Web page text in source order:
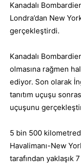
Kanadalı
Londra’dan New
gerçekleştirdi.
Kanadalı
olmasına rağmen
ediyor. Son olarak
tanıtım uçuşu
uçuşunu
5 bin 500
Havalimanı-New
tarafından yaklaşık